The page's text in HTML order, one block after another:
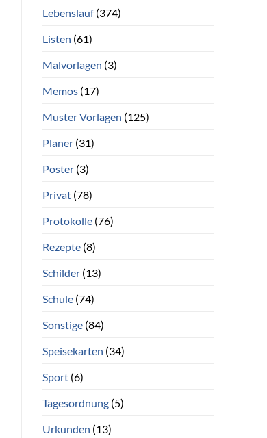
Lebenslauf(374)
Listen (61)
Malvorlagen (3)
Memos(17)
Muster Vorlagen (125)
Planer(31)
Poster(3)
Privat(78)
Protokolle(76)
Rezepte(8)
Schilder(13)
Schule(74)
Sonstige(84)
Speisekarten (34)
Sport(6)
Tagesordnung(5)
Urkunden (13)